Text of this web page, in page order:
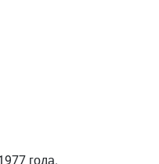
года.